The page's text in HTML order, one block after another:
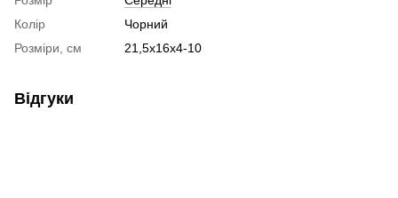
Колір
Чорний
Розміри, см
21,5х16х4-10
Відгуки